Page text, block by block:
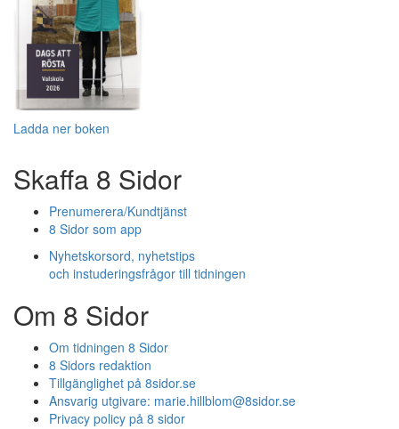
Ladda ner boken
Skaffa 8 Sidor
Prenumerera/Kundtjänst
8 Sidor som app
Nyhetskorsord, nyhetstips
och instuderingsfrågor till tidningen
Om 8 Sidor
Om tidningen 8 Sidor
8 Sidors redaktion
Tillgänglighet på 8sidor.se
Ansvarig utgivare: marie.hillblom@8sidor.se
Privacy policy på 8 sidor